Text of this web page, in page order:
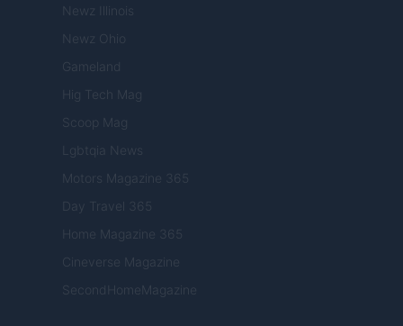
Newz Illinois
Newz Ohio
Gameland
Hig Tech Mag
Scoop Mag
Lgbtqia News
Motors Magazine 365
Day Travel 365
Home Magazine 365
Cineverse Magazine
SecondHomeMagazine